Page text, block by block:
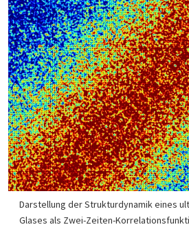
Darstellung der Strukturdynamik eines
Glases als Zwei-Zeiten-